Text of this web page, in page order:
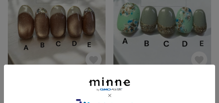
No.015
3,800円